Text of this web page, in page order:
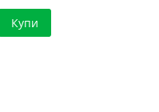
Купи